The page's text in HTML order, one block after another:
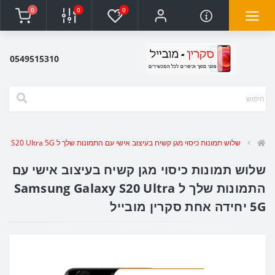
0
0
0
0549515310
שלוש תמונות כיסוי מגן קשיח בעיצוב אישי עם התמונות שלך ל Samsung Galaxy S20 Ultra 5G יחידה אחת סקרין מובייל
שלוש תמונות כיסוי מגן קשיח בעיצוב אישי עם
התמונות שלך ל Samsung Galaxy S20 Ultra
5G יחידה אחת סקרין מובייל